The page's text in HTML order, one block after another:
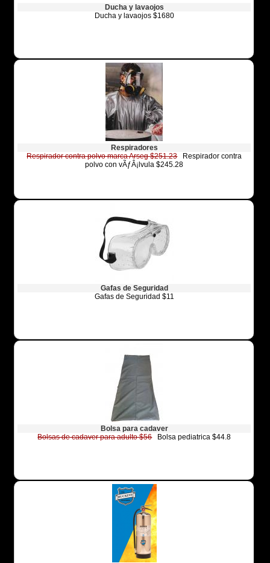
Ducha y lavaojos
Ducha y lavaojos $1680
Respiradores
Respirador contra polvo marca Arseg $251.23Respirador contra
polvo con vÃƒÂ¡lvula $245.28
Gafas de Seguridad
Gafas de Seguridad $11
Bolsa para cadaver
Bolsas de cadaver para adulto $56Bolsa pediatrica $44.8